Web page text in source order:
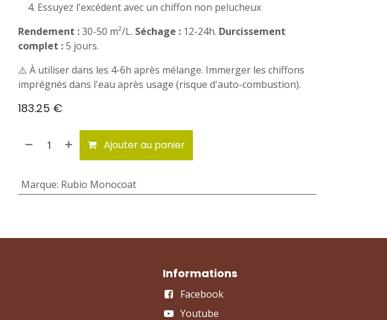
Essuyez l'excédent avec un chiffon non pelucheux
Rendement :30-50 m²/L. Séchage : 12-24h. Durcissement
complet :5 jours.
⚠️ À utiliser dans les 4-6h après mélange. Immerger les chiffons
imprégnés dans l'eau après usage (risque d'auto-combustion).
183.25 €
Ajouter au panier
Marque: Rubio Monocoat
Informations
Facebook
Youtube